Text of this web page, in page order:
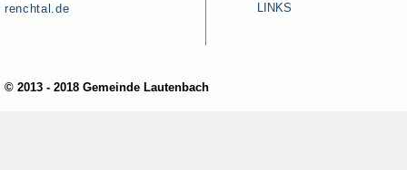
renchtal.de
LINKS
© 2013 - 2018 Gemeinde Lautenbach